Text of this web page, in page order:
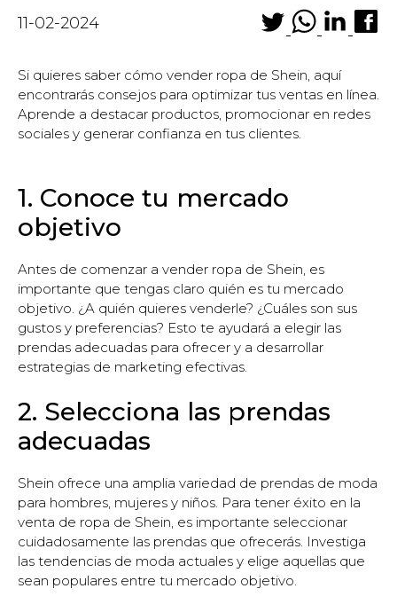
11-02-2024
Si quieres saber cómo vender ropa de Shein, aquí
encontrarás consejos para optimizar tus ventas en línea.
Aprende a destacar productos, promocionar en redes
sociales y generar confianza en tus clientes.
1. Conoce tu mercado
objetivo
Antes de comenzar a vender ropa de Shein, es
importante que tengas claro quién es tu mercado
objetivo. ¿A quién quieres venderle? ¿Cuáles son sus
gustos y preferencias? Esto te ayudará a elegir las
prendas adecuadas para ofrecer y a desarrollar
estrategias de marketing efectivas.
2. Selecciona las prendas
adecuadas
Shein ofrece una amplia variedad de prendas de moda
para hombres, mujeres y niños. Para tener éxito en la
venta de ropa de Shein, es importante seleccionar
cuidadosamente las prendas que ofrecerás. Investiga
las tendencias de moda actuales y elige aquellas que
sean populares entre tu mercado objetivo.